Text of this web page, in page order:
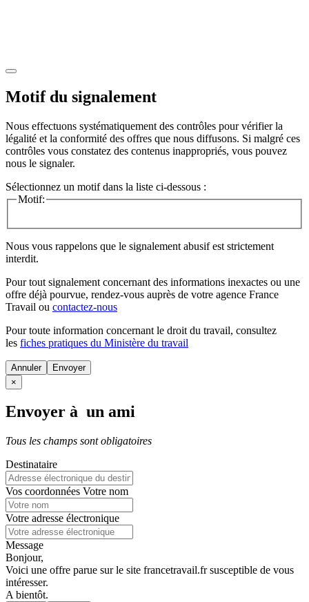
Motif du signalement
Nous effectuons systématiquement des contrôles pour vérifier la
légalité et la conformité des offres que nous diffusons. Si malgré ces
contrôles vous constatez des contenus inappropriés, vous pouvez
nous le signaler.
Sélectionnez un motif dans la liste ci-dessous :
Motif:
Nous vous rappelons que le signalement abusif est strictement
interdit.
Pour tout signalement concernant des informations inexactes ou une
offre déjà pourvue, rendez-vous auprès de votre agence France
Travail ou contactez-nous
Pour toute information concernant le droit du travail, consultez
les fiches pratiques du Ministère du travail
Annuler
×
Envoyer à un ami
Tous les champs sont obligatoires
Destinataire
Vos coordonnées Votre nom
Votre adresse électronique
Message
Bonjour,
Voici une offre parue sur le site francetravail.fr susceptible de vous
intéresser.
A bientôt.